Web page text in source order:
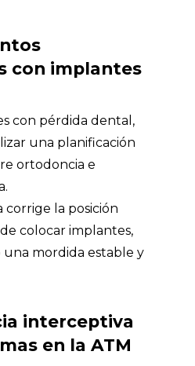
con implantes
con pérdida dental,
una planificación
ortodoncia e
corrige la posición
colocar implantes,
mordida estable y
interceptiva
en la ATM